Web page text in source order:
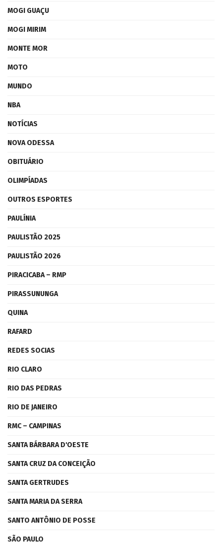
MOGI GUAÇU
MOGI MIRIM
MONTE MOR
MOTO
MUNDO
NBA
NOTÍCIAS
NOVA ODESSA
OBITUÁRIO
OLIMPÍADAS
OUTROS ESPORTES
PAULÍNIA
PAULISTÃO 2025
PAULISTÃO 2026
PIRACICABA – RMP
PIRASSUNUNGA
QUINA
RAFARD
REDES SOCIAS
RIO CLARO
RIO DAS PEDRAS
RIO DE JANEIRO
RMC – CAMPINAS
SANTA BÁRBARA D'OESTE
SANTA CRUZ DA CONCEIÇÃO
SANTA GERTRUDES
SANTA MARIA DA SERRA
SANTO ANTÔNIO DE POSSE
SÃO PAULO